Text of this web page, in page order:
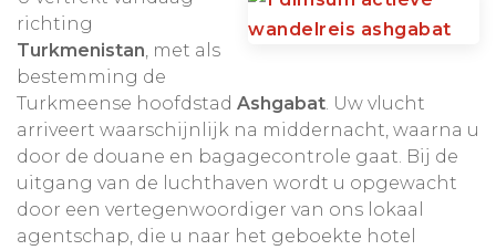
richting
Turkmenistan , met als
bestemming de
Turkmeense hoofdstad Ashgabat . Uw vlucht
arriveert waarschijnlijk na middernacht, waarna u
door de douane en bagagecontrole gaat. Bij de
uitgang van de luchthaven wordt u opgewacht
door een vertegenwoordiger van ons lokaal
agentschap, die u naar het geboekte hotel